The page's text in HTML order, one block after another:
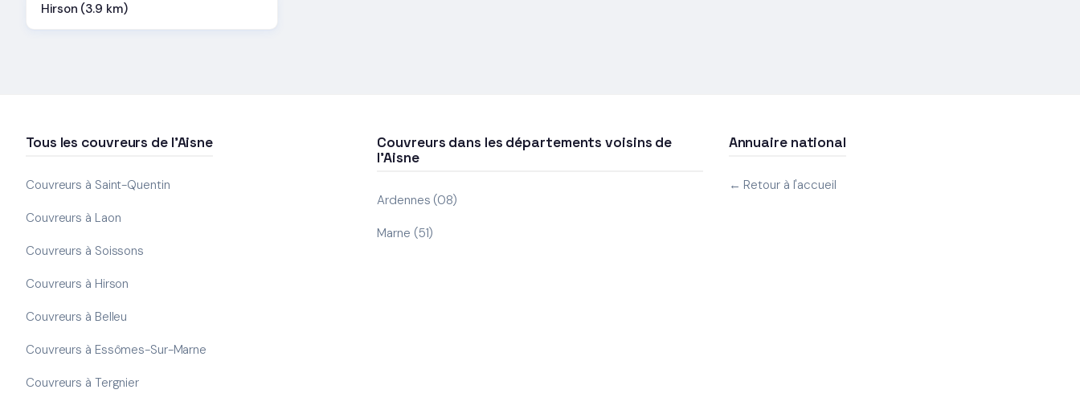
Hirson (3.9 km)
Tous les couvreurs de l'Aisne
Couvreurs à Saint-Quentin
Couvreurs à Laon
Couvreurs à Soissons
Couvreurs à Hirson
Couvreurs à Belleu
Couvreurs à Essômes-Sur-Marne
Couvreurs à Tergnier
Couvreurs dans les départements voisins de
l'Aisne
Ardennes (08)
Marne (51)
Annuaire national
← Retour à l'accueil